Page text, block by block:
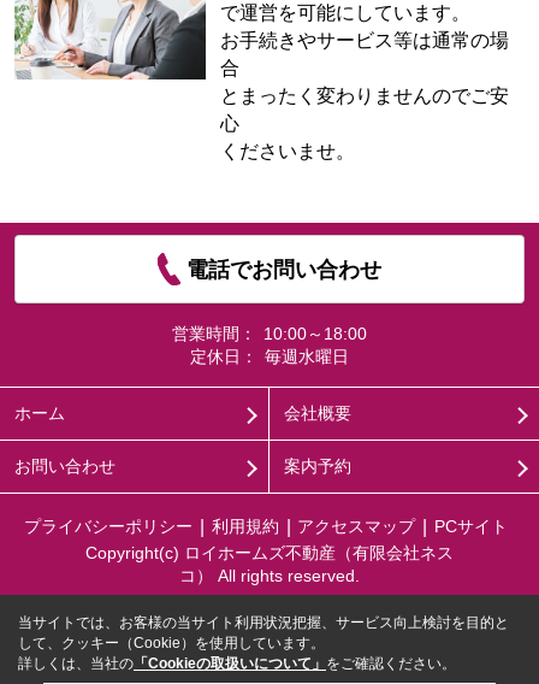
で運営を可能にしています。
お手続きやサービス等は通常の場
合
とまったく変わりませんのでご安
心
くださいませ。
電話でお問い合わせ
営業時間：
10:00～18:00
定休日：
毎週水曜日
ホーム 会社概要
お問い合わせ 案内予約
プライバシーポリシー 利用規約 アクセスマップ
PCサイト
Copyright(c) ロイホームズ不動産（有限会社ネス
コ） All rights reserved.
当サイトでは、お客様の当サイト利用状況把握、サービス向上検討を目的と
して、クッキー（Cookie）を使用しています。
詳しくは、当社の 「Cookieの取扱いについて」 をご確認ください。